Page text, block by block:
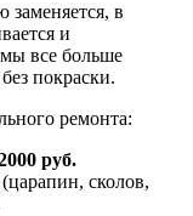
заменяется, в
и
все больше
покраски.
ремонта:
руб.
сколов,